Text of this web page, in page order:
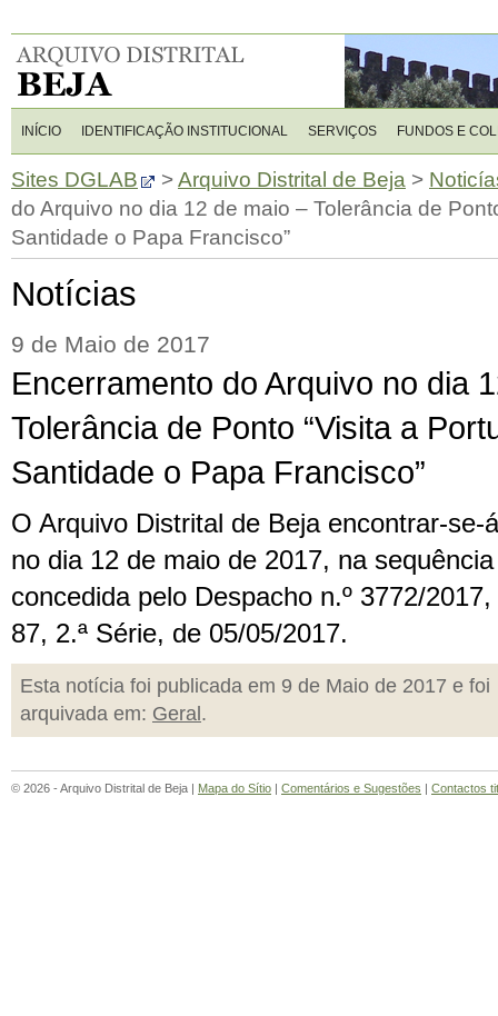
INÍCIO IDENTIFICAÇÃO INSTITUCIONAL SERVIÇOS FUNDOS E
Sites DGLAB >Arquivo Distrital de Beja >
do Arquivo no dia 12 de maio – Tolerância de
Santidade o Papa Francisco”
Notícias
9 de Maio de 2017
Encerramento do Arquivo no dia
Tolerância de Ponto “Visita a
Santidade o Papa Francisco”
O Arquivo Distrital de Beja encontrar-se-
no dia 12 de maio de 2017, na
concedida pelo Despacho n.º 3772/
87, 2.ª Série, de 05/05/2017.
Esta notícia foi publicada em 9 de Maio de 2017 e foi
arquivada em: Geral .
© 2026 - Arquivo Distrital de Beja | Mapa do Sítio | Comentários e Sugestões | Contactos